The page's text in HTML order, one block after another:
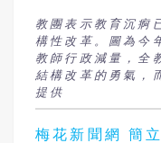
教團表示教育沉痾
構性改革。圖為今
教師行政減量，全
結構改革的勇氣，
提供
梅花新聞網 簡